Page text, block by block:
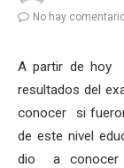
No hay
A partir de hoy
resultados del
conocer si
de este nivel
dio a conocer